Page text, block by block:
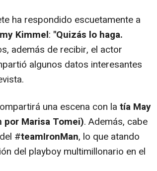
ha respondido escuetamente a
Kimmel: "Quizás lo haga.
además de recibir, el actor
algunos datos interesantes
una escena con la tía May
por Marisa Tomei). Además, cabe
#teamIronMan, lo que atando
del playboy multimillonario en el